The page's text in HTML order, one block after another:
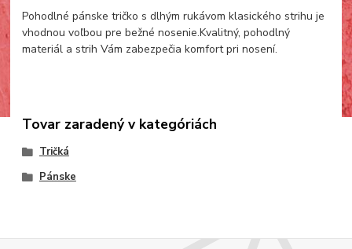
Pohodlné pánske tričko s dlhým rukávom klasického strihu je
vhodnou voľbou pre bežné nosenie.Kvalitný, pohodlný
materiál a strih Vám zabezpečia komfort pri nosení.
Tovar zaradený v kategóriách
Tričká
Pánske